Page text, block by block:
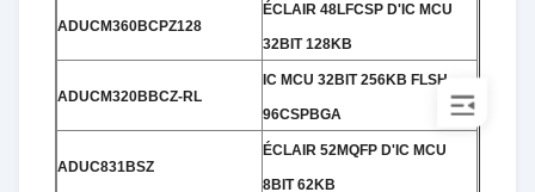
ADUCM360BCPZ128
ÉCLAIR 48LFCSP D'IC MCU
32BIT 128KB
ADUCM320BBCZ-RL
IC MCU 32BIT 256KB FLSH
96CSPBGA
ADUC831BSZ
ÉCLAIR 52MQFP D'IC MCU
8BIT 62KB